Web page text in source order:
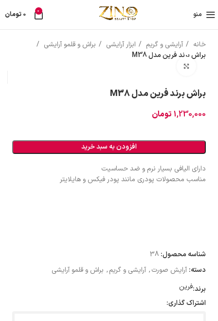
منو 0
0 تومان
خانه آرایشی و گریم ابزار آرایشی
براش و قلمو آرایشی
براش برند فرین مدل M38
براش برند فرین مدل M38
1,230,000 تومان
افزودن به سبد خرید
دارای الیافی بسیار نرم و ضد حساسیت
مناسب محصولات پودری مانند پودر فیکس و هایلایتر
شناسه محصول: 38
دسته: آرایش صورت, آرایشی و گریم, براش و قلمو آرایشی
برند:فرین
اشتراک گذاری: